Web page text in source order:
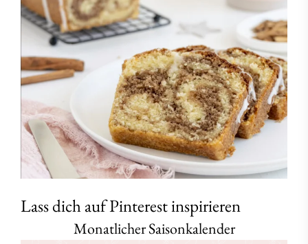
Lass dich auf Pinterest inspirieren
Monatlicher Saisonkalender